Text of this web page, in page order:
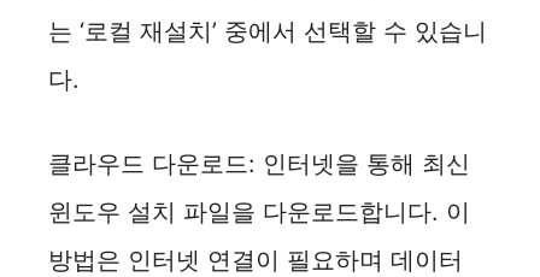
는 ‘로컬 재설치’ 중에서 선택할 수 있습니
다.
클라우드 다운로드: 인터넷을 통해 최신
윈도우 설치 파일을 다운로드합니다. 이
방법은 인터넷 연결이 필요하며 데이터